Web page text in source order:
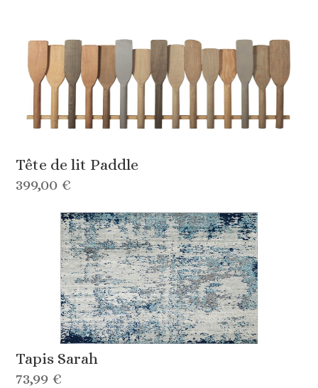
Tête de lit Paddle
399,00 €
Tapis Sarah
73,99 €